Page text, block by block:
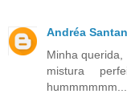
Andréa
Minha querida,
mistura